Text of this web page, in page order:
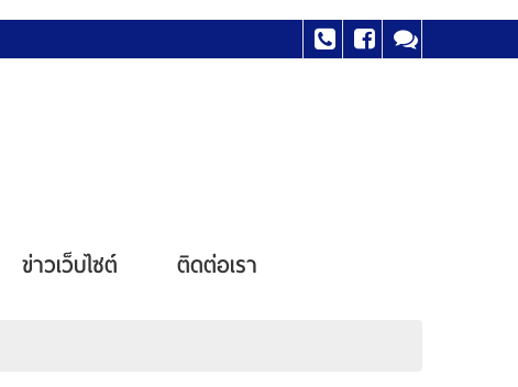
ข่าวเว็บไซต์ ติดต่อเรา